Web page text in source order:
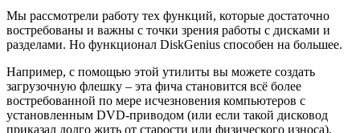
Мы рассмотрели работу тех функций, которые достаточно
востребованы и важны с точки зрения работы с дисками и
разделами. Но функционал DiskGenius способен на большее.
Например, с помощью этой утилиты вы можете создать
загрузочную флешку – эта фича становится всё более
востребованной по мере исчезновения компьютеров с
установленным DVD-приводом (или если такой дисковод
приказал долго жить от старости или физического износа).